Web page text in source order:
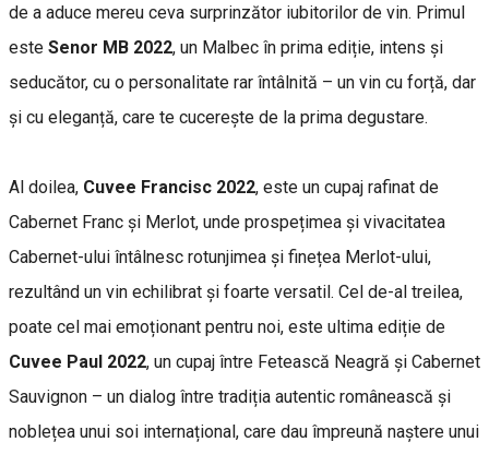
de a aduce mereu ceva surprinzător iubitorilor de vin. Primul
este Senor MB 2022, un Malbec în prima ediție, intens și
seducător, cu o personalitate rar întâlnită – un vin cu forță, dar
și cu eleganță, care te cucerește de la prima degustare.
Al doilea, Cuvee Francisc 2022, este un cupaj rafinat de
Cabernet Franc și Merlot, unde prospețimea și vivacitatea
Cabernet-ului întâlnesc rotunjimea și finețea Merlot-ului,
rezultând un vin echilibrat și foarte versatil. Cel de-al treilea,
poate cel mai emoționant pentru noi, este ultima ediție de
Cuvee Paul 2022, un cupaj între Fetească Neagră și Cabernet
Sauvignon – un dialog între tradiția autentic românească și
noblețea unui soi internațional, care dau împreună naștere unui